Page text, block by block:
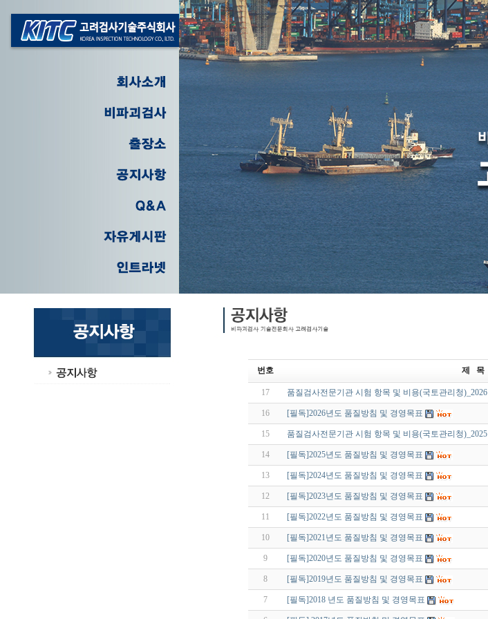
번호
제 목
17 품질검사전문기관 시험 항목 및 비용(국토관리청)_2026
16 [필독]2026년도 품질방침 및 경영목표
15 품질검사전문기관 시험 항목 및 비용(국토관리청)_2025
14 [필독]2025년도 품질방침 및 경영목표
13 [필독]2024년도 품질방침 및 경영목표
12 [필독]2023년도 품질방침 및 경영목표
11 [필독]2022년도 품질방침 및 경영목표
10 [필독]2021년도 품질방침 및 경영목표
9 [필독]2020년도 품질방침 및 경영목표
8 [필독]2019년도 품질방침 및 경영목표
7 [필독]2018 년도 품질방침 및 경영목표